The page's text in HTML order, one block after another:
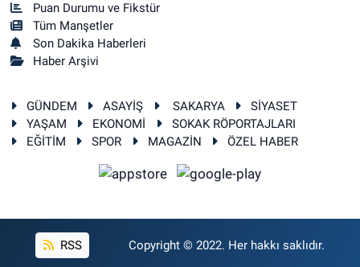
Puan Durumu ve Fikstür
Tüm Manşetler
Son Dakika Haberleri
Haber Arşivi
GÜNDEM ASAYİŞ SAKARYA
SİYASET
YAŞAM
EKONOMİ
SOKAK RÖPORTAJLARI
EĞİTİM
SPOR MAGAZİN ÖZEL HABER
RSS Copyright © 2022. Her hakkı saklıdır.